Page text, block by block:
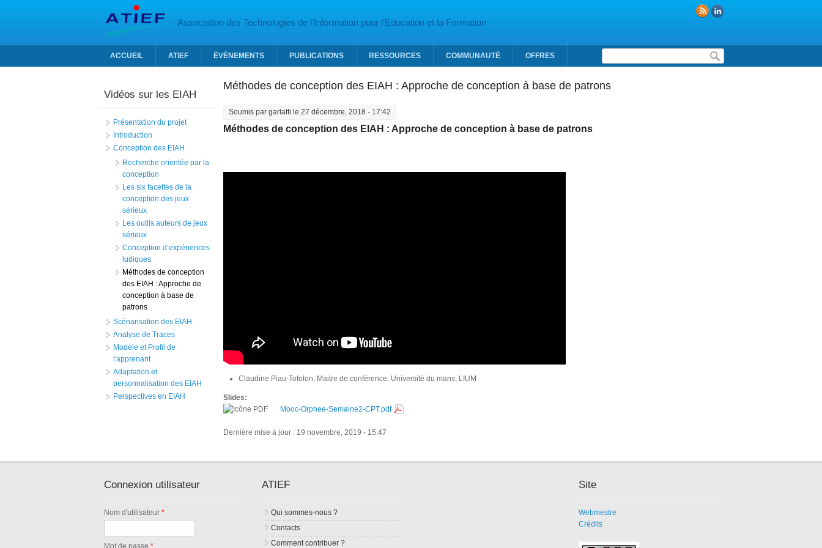
Association des Technologies de l’Information pour l’Education et la Formation
Formulaire de recherche
ACCUEIL ATIEF ÉVÈNEMENTS PUBLICATIONS RESSOURCES COMMUNAUTÉ OFFRES
Méthodes de conception des EIAH : Approche de conception à base de patrons
Soumis par garlatti le 27 décembre, 2018 - 17:42
Méthodes de conception des EIAH : Approche de conception à base de patrons
Claudine Piau-Tofolon, Maitre de conférence, Université du mans, LIUM
Slides:
Mooc-Orphee-Semaine2-CPT.pdf
Dernière mise à jour : 19 novembre, 2019 - 15:47
Vidéos sur les EIAH
Présentation du projet
Introduction
Conception des EIAH
Recherche orientée par la
conception
Les six facettes de la
conception des jeux
sérieux
Les outils auteurs de jeux
sérieux
Conception d’expériences
ludiques
Méthodes de conception
des EIAH : Approche de
conception à base de
patrons
Scénarisation des EIAH
Analyse de Traces
Modèle et Profil de
l'apprenant
Adaptation et
personnalisation des EIAH
Perspectives en EIAH
Connexion utilisateur
Nom d'utilisateur*
Mot de passe*
ATIEF
Qui sommes-nous ?
Contacts
Comment contribuer ?
Site
Webmestre
Crédits